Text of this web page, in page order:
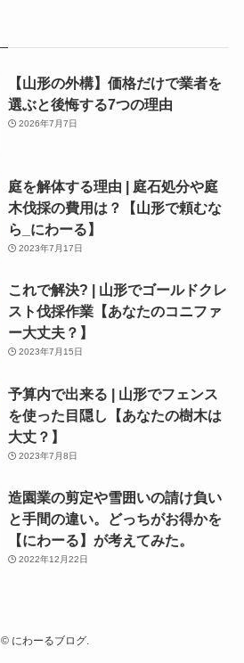
【山形の外構】価格だけで業者を
選ぶと後悔する7つの理由
2026年7月7日
庭を解体する理由 | 庭石処分や庭
木伐採の費用は？【山形で頼むな
ら_にわーる】
2023年7月17日
これで解決? | 山形でゴールドクレ
スト伐採作業【あなたのコニファ
ー大丈夫？】
2023年7月15日
予算内で出来る | 山形でフェンス
を使った目隠し【あなたの樹木は
大丈？】
2023年7月8日
造園業の剪定や雪囲いの請け負い
と手間の違い。どっちがお得かを
【にわーる】が考えてみた。
2022年12月22日
©にわーるブログ.